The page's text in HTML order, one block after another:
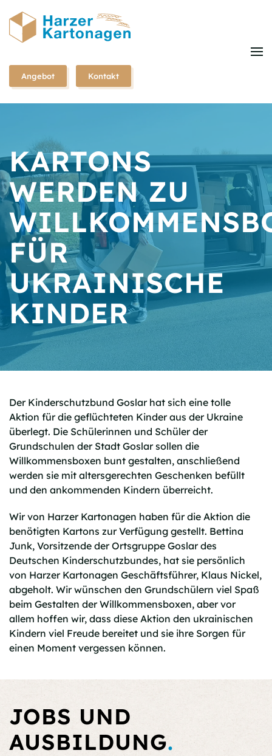
Zum
springen
Angebot Kontakt
KARTONS
WERDEN ZU
FÜR
UKRAINISCHE
KINDER
Der Kinderschutzbund Goslar hat sich eine tolle
Aktion für die geflüchteten Kinder aus der Ukraine
überlegt. Die Schülerinnen und Schüler der
Grundschulen der Stadt Goslar sollen die
Willkommensboxen bunt gestalten, anschließend
werden sie mit altersgerechten Geschenken befüllt
und den ankommenden Kindern überreicht.
Wir von Harzer Kartonagen haben für die Aktion die
benötigten Kartons zur Verfügung gestellt. Bettina
Junk, Vorsitzende der Ortsgruppe Goslar des
Deutschen Kinderschutzbundes, hat sie persönlich
von Harzer Kartonagen Geschäftsführer, Klaus Nickel,
abgeholt. Wir wünschen den Grundschülern viel Spaß
beim Gestalten der Willkommensboxen, aber vor
allem hoffen wir, dass diese Aktion den ukrainischen
Kindern viel Freude bereitet und sie ihre Sorgen für
einen Moment vergessen können.
JOBS UND
AUSBILDUNG.